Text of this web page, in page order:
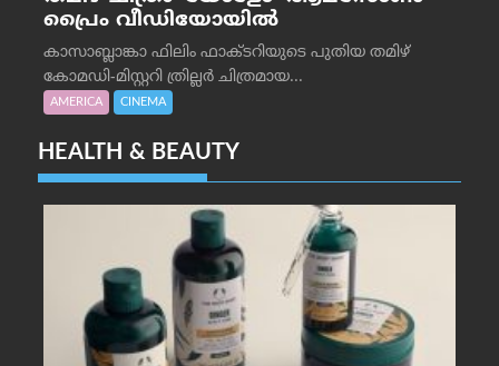
പ്രൈം വീഡിയോയിൽ
കാസാബ്ലാങ്കാ ഫിലിം ഫാക്ടറിയുടെ പുതിയ തമിഴ്
കോമഡി-മിസ്റ്ററി ത്രില്ലർ ചിത്രമായ...
AMERICA CINEMA
HEALTH & BEAUTY